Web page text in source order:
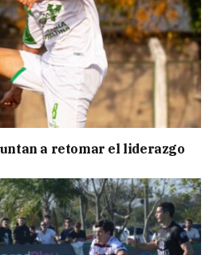
a retomar el liderazgo